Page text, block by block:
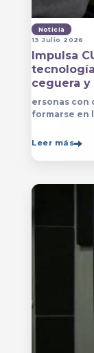
Noticia
13 Julio 2026
Impulsa
ceguera y
ersonas con
formarse en
el&nbsp;
Leer más